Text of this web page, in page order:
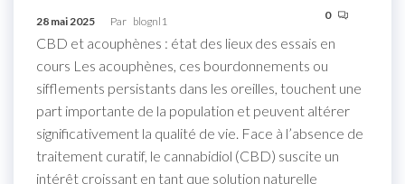
28 mai 2025 Par blognl1 0
CBD et acouphènes : état des lieux des essais en
cours Les acouphènes, ces bourdonnements ou
sifflements persistants dans les oreilles, touchent une
part importante de la population et peuvent altérer
significativement la qualité de vie. Face à l’absence de
traitement curatif, le cannabidiol (CBD) suscite un
intérêt croissant en tant que solution naturelle